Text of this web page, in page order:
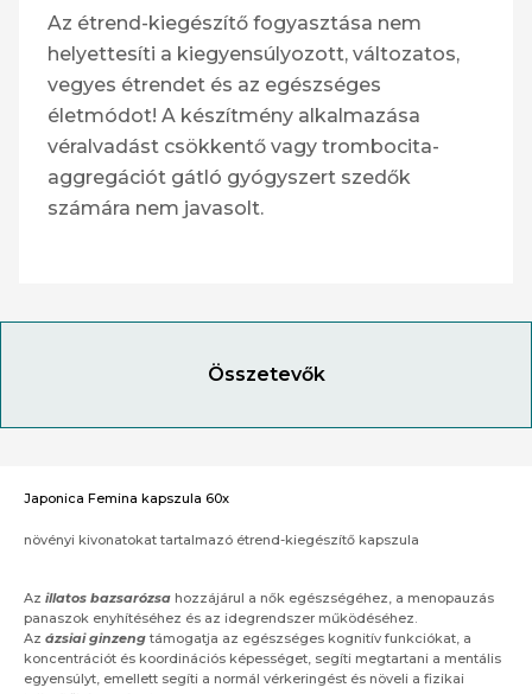
Összetevők
Az étrend-kiegészítő fogyasztása nem
helyettesíti a kiegyensúlyozott, változatos,
vegyes étrendet és az egészséges
életmódot! A készítmény alkalmazása
véralvadást csökkentő vagy trombocita-
aggregációt gátló gyógyszert szedők
számára nem javasolt.
Japonica Femina kapszula 60x
növényi kivonatokat tartalmazó étrend-kiegészítő kapszula
Az illatos bazsarózsa hozzájárul a nők egészségéhez, a menopauzás
panaszok enyhítéséhez és az idegrendszer működéséhez.
Az ázsiai ginzeng támogatja az egészséges kognitív funkciókat, a
koncentrációt és koordinációs képességet, segíti megtartani a mentális
egyensúlyt, emellett segíti a normál vérkeringést és növeli a fizikai